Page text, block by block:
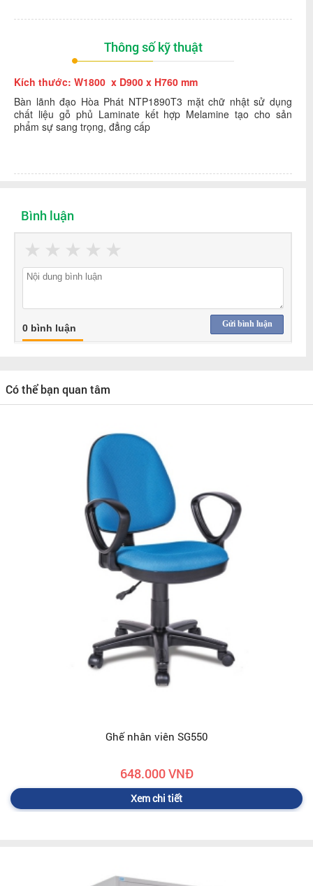
Thông số kỹ thuật
Kích thước: W1800 x D900 x H760 mm
Bàn lãnh đạo Hòa Phát NTP1890T3 mặt chữ nhật sử dụng
chất liệu gỗ phủ Laminate kết hợp Melamine tạo cho sản
phẩm sự sang trọng, đẳng cấp
Bình luận
★
★
★
★
★
Gửi bình luận
0 bình luận
Có thể bạn quan tâm
Ghế nhân viên SG550
648.000 VNĐ
Xem chi tiết